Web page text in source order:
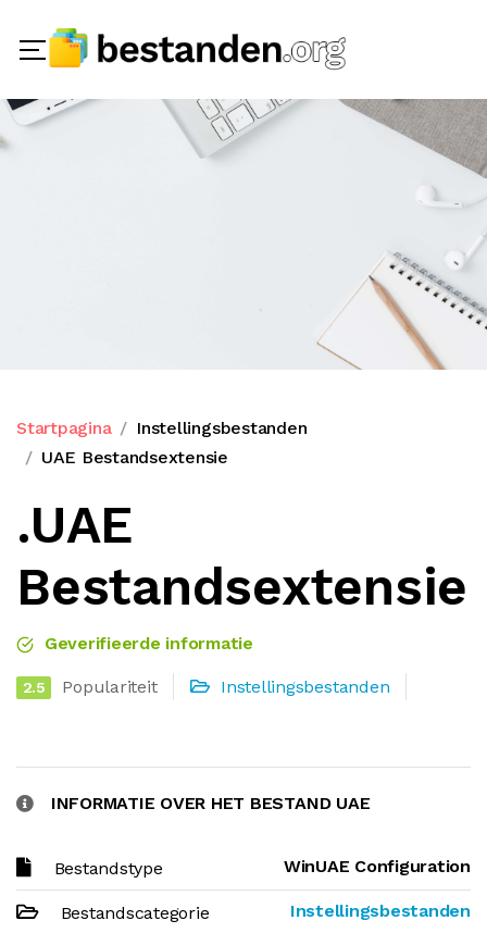
Startpagina
Instellingsbestanden
UAE Bestandsextensie
.UAE
Bestandsextensie
Geverifieerde informatie
2.5 Populariteit Instellingsbestanden
INFORMATIE OVER HET BESTAND UAE
Bestandstype WinUAE Configuration
Bestandscategorie Instellingsbestanden